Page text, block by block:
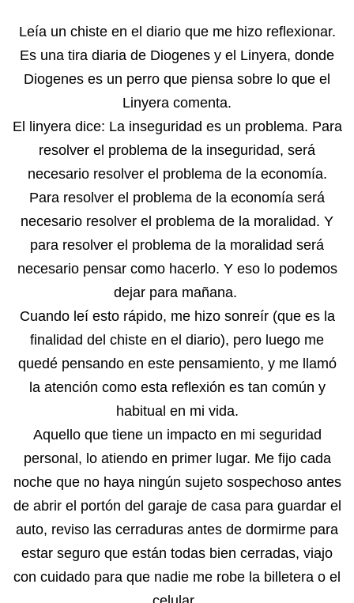
Leía un chiste en el diario que me hizo reflexionar.
Es una tira diaria de Diogenes y el Linyera, donde
Diogenes es un perro que piensa sobre lo que el
Linyera comenta.
El linyera dice: La inseguridad es un problema. Para
resolver el problema de la inseguridad, será
necesario resolver el problema de la economía.
Para resolver el problema de la economía será
necesario resolver el problema de la moralidad. Y
para resolver el problema de la moralidad será
necesario pensar como hacerlo. Y eso lo podemos
dejar para mañana.
Cuando leí esto rápido, me hizo sonreír (que es la
finalidad del chiste en el diario), pero luego me
quedé pensando en este pensamiento, y me llamó
la atención como esta reflexión es tan común y
habitual en mi vida.
Aquello que tiene un impacto en mi seguridad
personal, lo atiendo en primer lugar. Me fijo cada
noche que no haya ningún sujeto sospechoso antes
de abrir el portón del garaje de casa para guardar el
auto, reviso las cerraduras antes de dormirme para
estar seguro que están todas bien cerradas, viajo
con cuidado para que nadie me robe la billetera o el